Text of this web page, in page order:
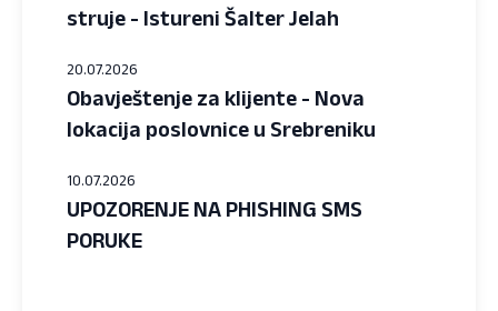
struje - Istureni Šalter Jelah
20.07.2026
Obavještenje za klijente - Nova
lokacija poslovnice u Srebreniku
10.07.2026
UPOZORENJE NA PHISHING SMS
PORUKE